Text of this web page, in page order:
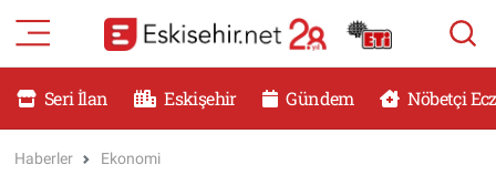
Seri İlan Eskişehir Gündem Nöbetçi
Haberler Ekonomi
RESMİ İLANLAR
Eskişehir Nöbetçi Eczaneler